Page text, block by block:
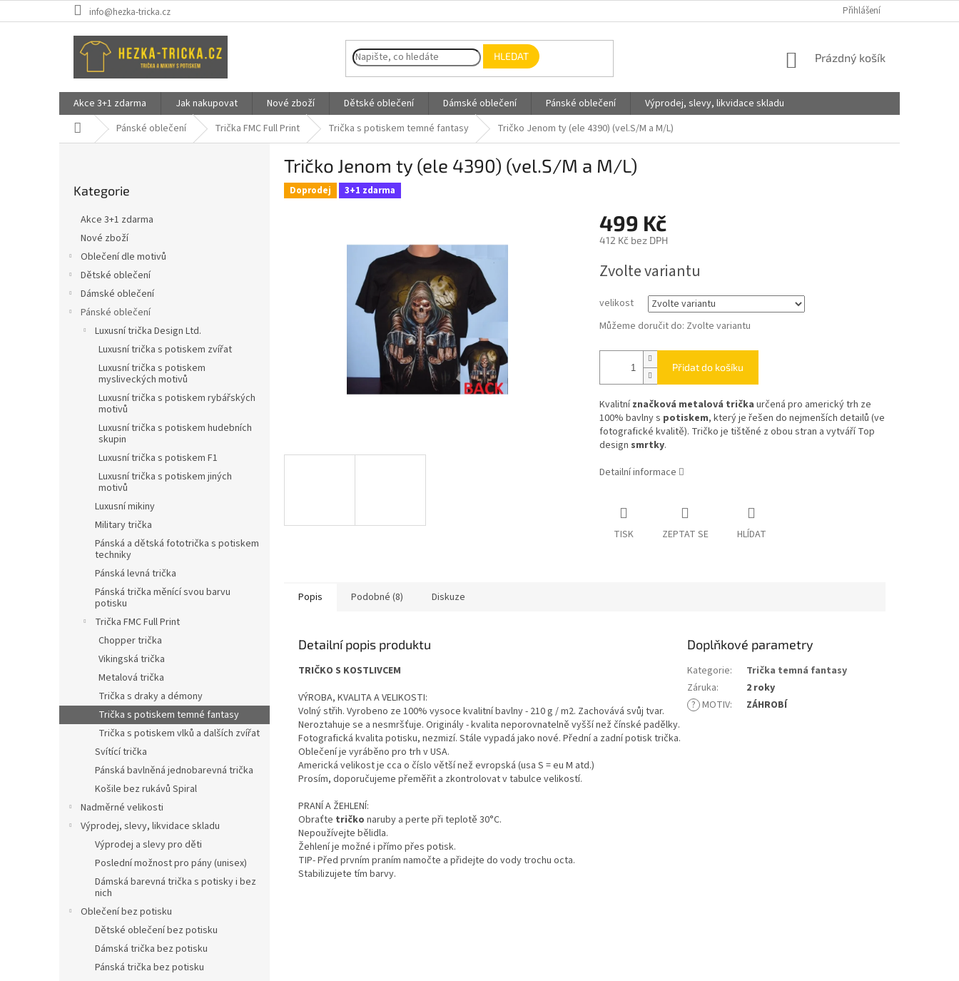
na
info@hezka-tricka.cz Přihlášení
HLEDAT
NÁKUPNÍ
Prázdný košík
Akce 3+1 zdarma Jak nakupovat Nové zboží Dětské oblečení Dámské oblečení Pánské oblečení
Výprodej, slevy, likvidace skladu
Domů Pánské oblečení Trička FMC Full Print Trička s potiskem temné fantasy Tričko Jenom ty (ele 4390) (vel.S/M a M/L)
kategorie
Kategorie
Akce 3+1 zdarma
Nové zboží
Oblečení dle motivů
Dětské oblečení
Dámské oblečení
Pánské oblečení
Luxusní trička Design Ltd.
Luxusní trička s potiskem zvířat
Luxusní trička s potiskem
mysliveckých motivů
Luxusní trička s potiskem rybářských
motivů
Luxusní trička s potiskem hudebních
skupin
Luxusní trička s potiskem F1
Luxusní trička s potiskem jiných
motivů
Luxusní mikiny
Military trička
Pánská a dětská fototrička s potiskem
techniky
Pánská levná trička
Pánská trička měnící svou barvu
potisku
Trička FMC Full Print
Chopper trička
Vikingská trička
Metalová trička
Trička s draky a démony
Trička s potiskem temné fantasy
Trička s potiskem vlků a dalších zvířat
Svítící trička
Pánská bavlněná jednobarevná trička
Košile bez rukávů Spiral
Nadměrné velikosti
Výprodej, slevy, likvidace skladu
Výprodej a slevy pro děti
Poslední možnost pro pány (unisex)
Dámská barevná trička s potisky i bez
nich
Oblečení bez potisku
Dětské oblečení bez potisku
Dámská trička bez potisku
Pánská trička bez potisku
Tričko Jenom ty (ele 4390) (vel.S/M a M/L)
Doprodej 3+1 zdarma
499 Kč
412 Kč bez DPH
cena:
Zvolte variantu
velikost
Můžeme doručit do: Zvolte variantu
Přidat do košíku
Kvalitníznačková metalová trička určená pro americký trh ze
100% bavlny s potiskem, který je řešen do nejmenších detailů (ve
fotografické kvalitě). Tričko je tištěné z obou stran a vytváří Top
design smrtky.
Detailní informace
TISK ZEPTAT SE HLÍDAT
Popis Podobné (8) Diskuze
Detailní popis produktu
TRIČKO S KOSTLIVCEM
VÝROBA, KVALITA A VELIKOSTI:
Volný střih. Vyrobeno ze 100% vysoce kvalitní bavlny - 210 g / m2. Zachovává svůj tvar.
Neroztahuje se a nesmršťuje. Originály - kvalita neporovnatelně vyšší než čínské padělky.
Fotografická kvalita potisku, nezmizí. Stále vypadá jako nové. Přední a zadní potisk trička.
Oblečení je vyráběno pro trh v USA.
Americká velikost je cca o číslo větší než evropská (usa S = eu M atd.)
Prosím, doporučujeme přeměřit a zkontrolovat v tabulce velikostí.
PRANÍ A ŽEHLENÍ:
Obraťte tričko naruby a perte při teplotě 30°C.
Nepoužívejte bělidla.
Žehlení je možné i přímo přes potisk.
TIP- Před prvním praním namočte a přidejte do vody trochu octa.
Stabilizujete tím barvy.
Doplňkové parametry
Kategorie:
Trička temná fantasy
Záruka:
2 roky
? MOTIV: ZÁHROBÍ